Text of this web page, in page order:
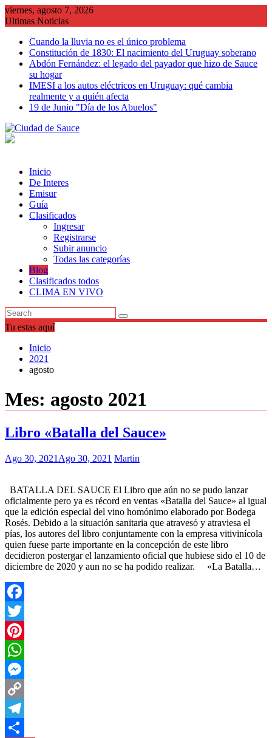
Saltar
al
viernes, agosto 7, 2026
Ultimas Noticias
Cuando la lluvia no es el único problema
Constitución de 1830: El nacimiento del Uruguay soberano
Abdón Fernández: el legado del payador que hizo de Sauce
su hogar
IMESI a los autos eléctricos en Uruguay: qué cambia
realmente y a quién afecta
19 de Junio "Día de los Abuelos"
Inicio
De Interes
Emisur
Guía
Clasificados
Ingresar
Registrarse
Subir anuncio
Todas las categorías
Blog
Clasificados todos
CLIMA EN VIVO
Tu estas aquí
Inicio
2021
agosto
Mes: agosto 2021
Libro «Batalla del Sauce»
Ago 30, 2021 Ago 30, 2021 Martin
BATALLA DEL SAUCE El Libro que aún no se pudo lanzar
oficialmente pero ya es récord en ventas «Batalla del Sauce» al igual
que la edición especial del vino homónimo elaborado por Bodega
Rosés. Debido a la situación sanitaria que atravesó y atraviesa el
pías, los autores del libro conjuntamente con la empresa vitivinícola
quien fuese parte importante en la concepción de este libro
decidieron postergar el lanzamiento oficial que hubiese sido el 10 de
diciembre de 2020 y aun no se ha podido realizar. «La Batalla…
Facebook
Twitter
Pinterest
WhatsApp
Messenger
Copy
Link
Telegram